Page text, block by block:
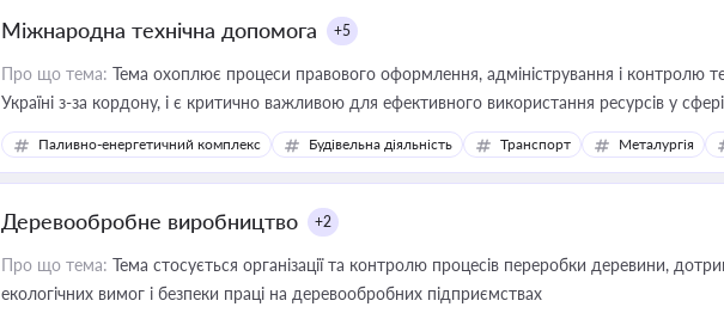
Міжнародна технічна допомога +5
Про що тема: Тема охоплює процеси правового оформлення, адміністрування і контролю
Україні з-за кордону, і є критично важливою для ефективного використання ресурсів у
інфраструктурних проєктів
Паливно-енергетичний комплекс Будівельна діяльність Транспорт Металургія
Деревообробне виробництво +2
Про що тема: Тема стосується організації та контролю процесів переробки деревини,
екологічних вимог і безпеки праці на деревообробних підприємствах